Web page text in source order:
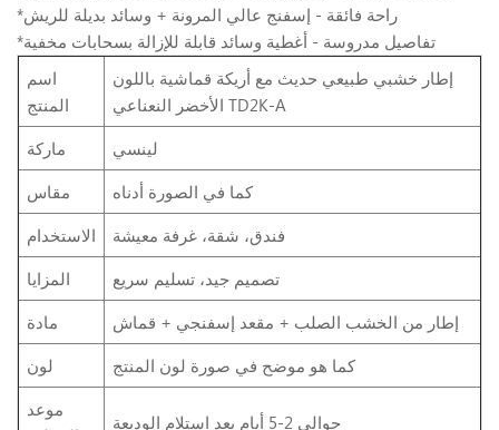
*راحة فائقة - إسفنج عالي المرونة + وسائد بديلة للريش
*تفاصيل مدروسة - أغطية وسائد قابلة للإزالة بسحابات مخفية
اسم
المنتج
إطار خشبي طبيعي حديث مع أريكة قماشية باللون
الأخضر النعناعي TD2K-A
ماركة
لينسي
مقاس
كما في الصورة أدناه
الاستخدام
فندق، شقة، غرفة معيشة
المزايا
تصميم جيد، تسليم سريع
مادة
إطار من الخشب الصلب + مقعد إسفنجي + قماش
لون
كما هو موضح في صورة لون المنتج
موعد
حوالي 2-5 أيام بعد استلام الوديعة